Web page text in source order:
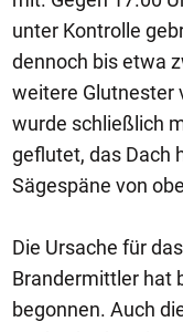
unter Kontrolle
dennoch bis etwa
weitere Glutnester
wurde schließlich
geflutet, das Dach
Sägespäne von
Die Ursache für
Brandermittler hat
begonnen. Auch